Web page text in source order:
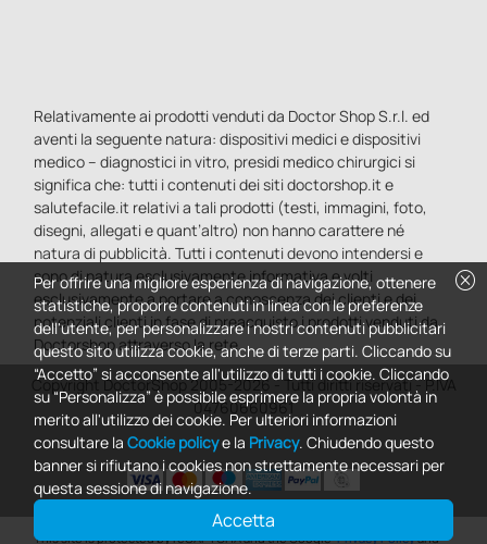
Relativamente ai prodotti venduti da Doctor Shop S.r.l. ed
aventi la seguente natura: dispositivi medici e dispositivi
medico – diagnostici in vitro, presidi medico chirurgici si
significa che: tutti i contenuti dei siti doctorshop.it e
salutefacile.it relativi a tali prodotti (testi, immagini, foto,
disegni, allegati e quant’altro) non hanno carattere né
natura di pubblicità. Tutti i contenuti devono intendersi e
sono di natura esclusivamente informativa e volti
esclusivamente a portare a conoscenza dei clienti e dei
potenziali clienti in fase di preacquisto i prodotti venduti da
Doctorshop attraverso la rete.
Copyright DoctorShop 2005-2026 - Tutti diritti riservati - P.IVA
04760660961
This site is protected by reCAPTCHA and the Google Privacy Policyand 0
cancel
Per offrire una migliore esperienza di navigazione, ottenere
statistiche, proporre contenuti in linea con le preferenze
dell'utente, per personalizzare i nostri contenuti pubblicitari
questo sito utilizza cookie, anche di terze parti. Cliccando su
“Accetto” si acconsente all'utilizzo di tutti i cookie. Cliccando
su “Personalizza” è possibile esprimere la propria volontà in
merito all'utilizzo dei cookie. Per ulteriori informazioni
consultare la Cookie policye la Privacy. Chiudendo questo
banner si rifiutano i cookies non strettamente necessari per
questa sessione di navigazione.
Accetta